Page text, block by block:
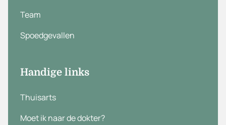
Team
Spoedgevallen
Handige links
Thuisarts
Moet ik naar de dokter?